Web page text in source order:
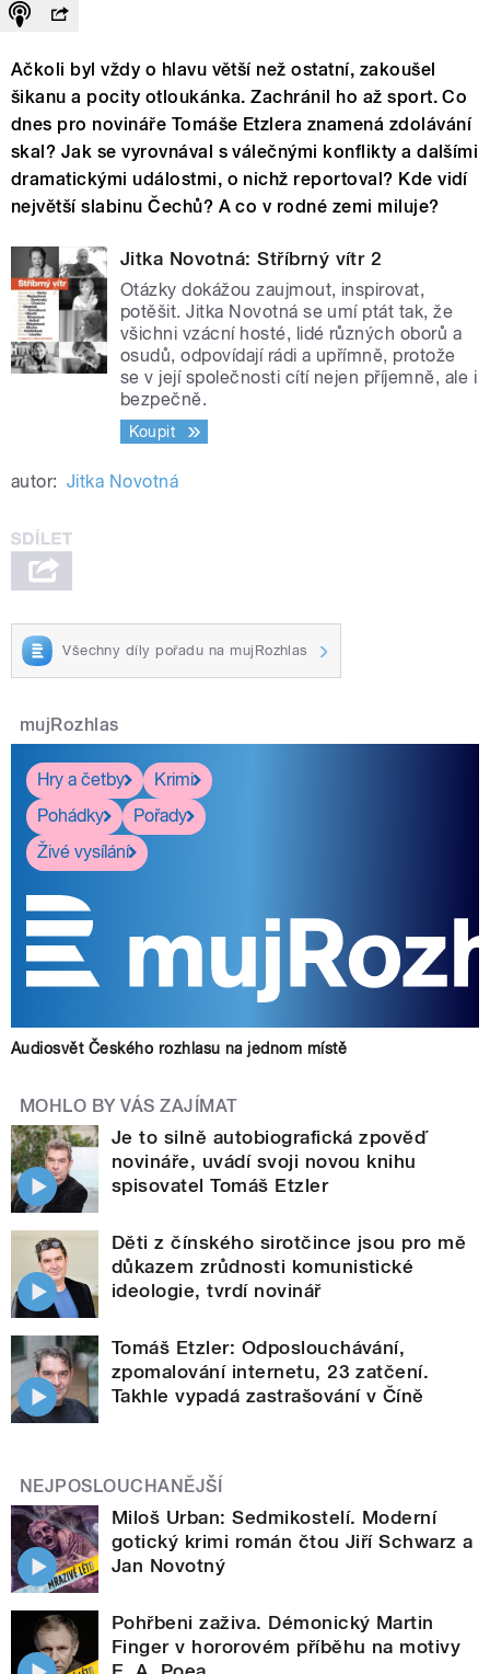
Ačkoli byl vždy o hlavu větší než ostatní, zakoušel
šikanu a pocity otloukánka. Zachránil ho až sport. Co
dnes pro novináře Tomáše Etzlera znamená zdolávání
skal? Jak se vyrovnával s válečnými konflikty a dalšími
dramatickými událostmi, o nichž reportoval? Kde vidí
největší slabinu Čechů? A co v rodné zemi miluje?
Jitka Novotná: Stříbrný vítr 2
Otázky dokážou zaujmout, inspirovat,
potěšit. Jitka Novotná se umí ptát tak, že
všichni vzácní hosté, lidé různých oborů a
osudů, odpovídají rádi a upřímně, protože
se v její společnosti cítí nejen příjemně, ale i
bezpečně.
Koupit
autor: Jitka Novotná
Všechny díly pořadu na mujRozhlas
mujRozhlas
Hry a četby
Krimi
Pohádky
Pořady
Živé vysílání
Audiosvět Českého rozhlasu na jednom místě
MOHLO BY VÁS ZAJÍMAT
Je to silně autobiografická zpověď
novináře, uvádí svoji novou knihu
spisovatel Tomáš Etzler
Děti z čínského sirotčince jsou pro mě
důkazem zrůdnosti komunistické
ideologie, tvrdí novinář
Tomáš Etzler: Odposlouchávání,
zpomalování internetu, 23 zatčení.
Takhle vypadá zastrašování v Číně
NEJPOSLOUCHANĚJŠÍ
Miloš Urban: Sedmikostelí. Moderní
gotický krimi román čtou Jiří Schwarz a
Jan Novotný
Pohřbeni zaživa. Démonický Martin
Finger v hororovém příběhu na motivy